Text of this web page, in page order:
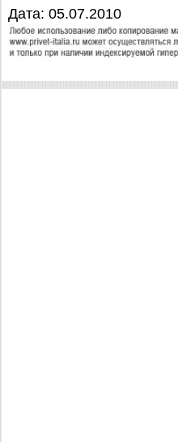
Дата: 05.07.2010